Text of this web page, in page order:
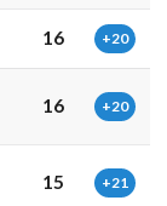
16 +20
16 +20
15 +21